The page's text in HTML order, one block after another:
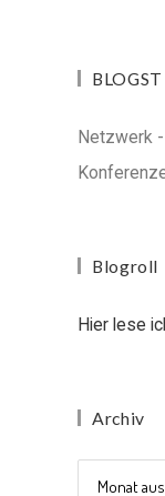
BLOGST
Netzwerk
Blogroll
Hier lese
Archiv